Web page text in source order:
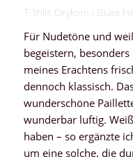
T-Shirt Drykorn | Bluse
Für Nudetöne und
begeistern,
meines Erachtens
dennoch klassisch.
wunderschöne
wunderbar luftig.
haben – so ergänzte
um eine solche, die